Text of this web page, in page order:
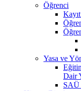
Öğrenci
Yasa ve
Dair
SAÜ